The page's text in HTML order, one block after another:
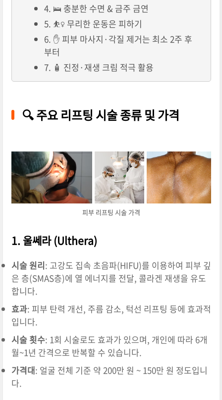
4. 🛌 충분한 수면 & 금주 금연
5. ⛹️‍♀️ 무리한 운동은 피하기
6. ✋ 피부 마사지·각질 제거는 최소 2주 후
부터
7. 🧴 진정·재생 크림 적극 활용
🔍 주요 리프팅 시술 종류 및 가격
피부 리프팅 시술 가격
1.울쎄라 (Ulthera)
시술 원리: 고강도 집속 초음파(HIFU)를 이용하여 피부 깊
은 층(SMAS층)에 열 에너지를 전달, 콜라겐 재생을 유도
합니다.
효과: 피부 탄력 개선, 주름 감소, 턱선 리프팅 등에 효과적
입니다.
시술 횟수: 1회 시술로도 효과가 있으며, 개인에 따라 6개
월~1년 간격으로 반복할 수 있습니다.
가격대: 얼굴 전체 기준 약 200만 원 ~ 150만 원 정도입니
다.